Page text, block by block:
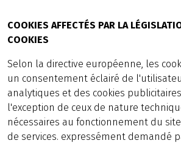
COOKIES AFFECTÉS PAR LA
COOKIES
Selon la directive européenne, les
un consentement éclairé de
analytiques et des cookies
l'exception de ceux de nature
nécessaires au fonctionnement du
de services. expressément demandé